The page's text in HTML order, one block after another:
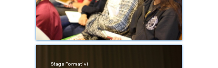
Stage Formativi